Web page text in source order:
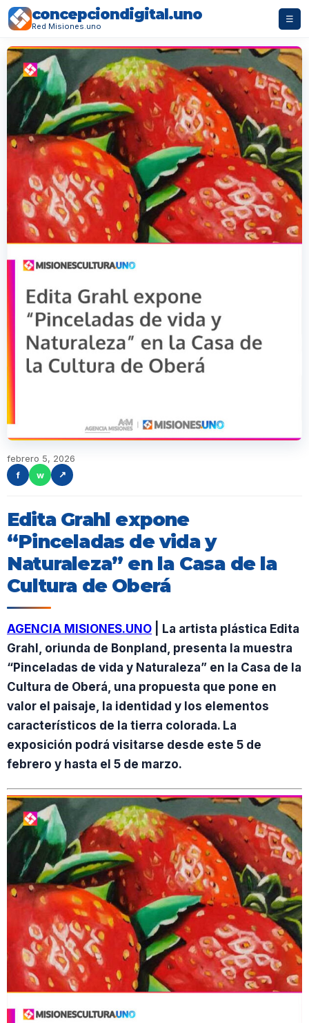
concepciondigital.uno
Red Misiones.uno
☰
febrero 5, 2026
f
w ↗
Edita Grahl expone
“Pinceladas de vida y
Naturaleza” en la Casa de la
Cultura de Oberá
AGENCIA MISIONES.UNO | La artista plástica Edita
Grahl, oriunda de Bonpland, presenta la muestra
“Pinceladas de vida y Naturaleza” en la Casa de la
Cultura de Oberá, una propuesta que pone en
valor el paisaje, la identidad y los elementos
característicos de la tierra colorada. La
exposición podrá visitarse desde este 5 de
febrero y hasta el 5 de marzo.